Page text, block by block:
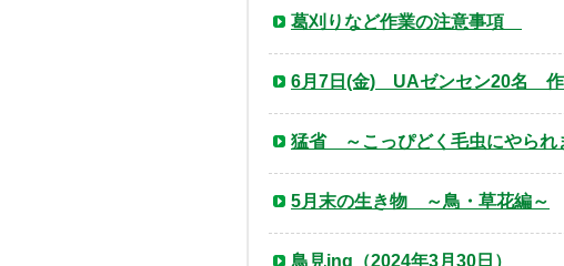
葛刈りなど作業の注意事項
6月7日(金) UAゼンセン20名 作
猛省 ～こっぴどく毛虫にやられ
5月末の生き物 ～鳥・草花編～
鳥見ing（2024年3月30日）